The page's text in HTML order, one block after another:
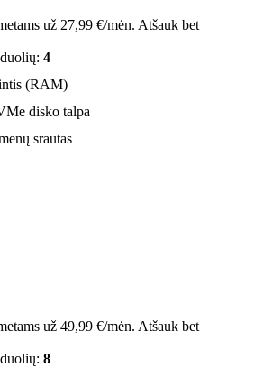
už 27,99 €/mėn. Atšauk bet
4
(RAM)
disko talpa
srautas
už 49,99 €/mėn. Atšauk bet
8